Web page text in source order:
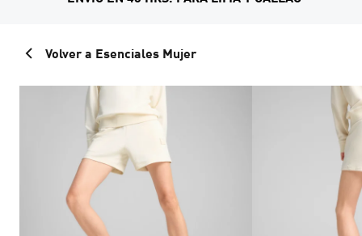
Volver a Esenciales Mujer